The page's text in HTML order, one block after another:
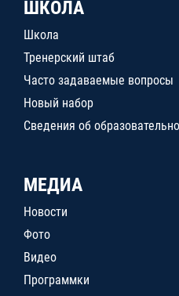
ШКОЛА
Школа
Тренерский штаб
Часто задаваемые вопросы
Новый набор
Сведения об
МЕДИА
Новости
Фото
Видео
Программки